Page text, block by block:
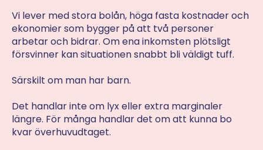
Vi lever med stora bolån, höga fasta kostnader och
ekonomier som bygger på att två personer
arbetar och bidrar. Om ena inkomsten plötsligt
försvinner kan situationen snabbt bli väldigt tuff.
Särskilt om man har barn.
Det handlar inte om lyx eller extra marginaler
längre. För många handlar det om att kunna bo
kvar överhuvudtaget.